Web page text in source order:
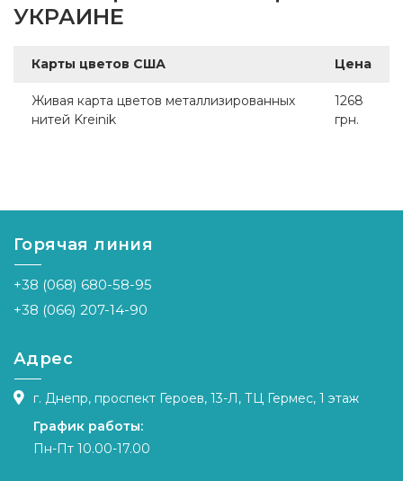
УКРАИНЕ
Карты цветов США Цена
Живая карта цветов металлизированных
нитей Kreinik
1268
грн.
Горячая линия
+38 (068) 680-58-95
+38 (066) 207-14-90
Адрес
г. Днепр, проспект Героев, 13-Л, ТЦ Гермес, 1 этаж
График работы:
Пн-Пт 10.00-17.00